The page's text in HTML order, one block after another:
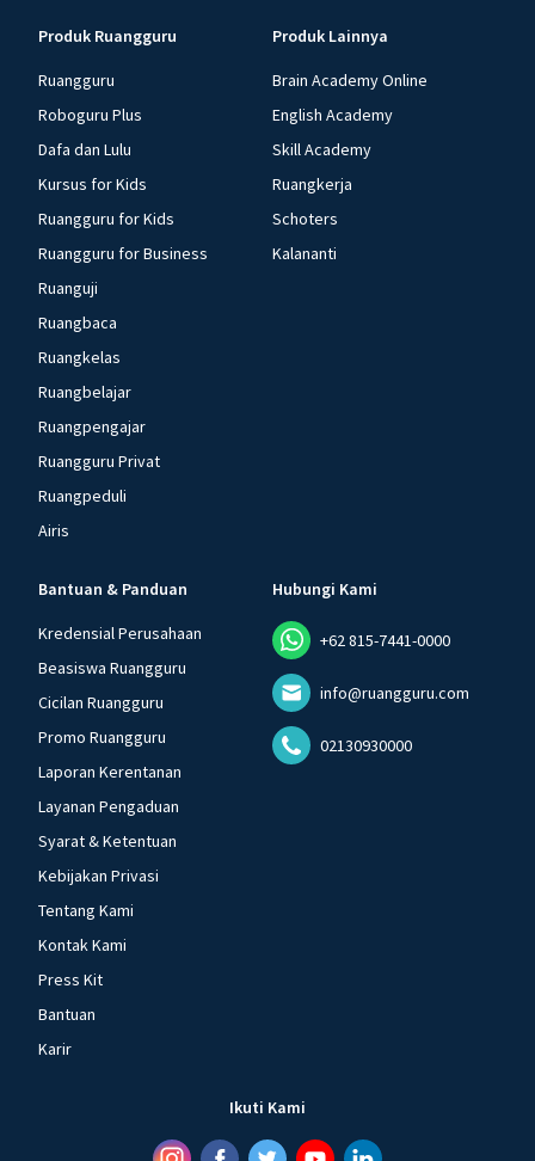
Produk Ruangguru
Ruangguru
Roboguru Plus
Dafa dan Lulu
Kursus for Kids
Ruangguru for Kids
Ruangguru for Business
Ruanguji
Ruangbaca
Ruangkelas
Ruangbelajar
Ruangpengajar
Ruangguru Privat
Ruangpeduli
Airis
Produk Lainnya
Brain Academy Online
English Academy
Skill Academy
Ruangkerja
Schoters
Kalananti
Bantuan & Panduan
Kredensial Perusahaan
Beasiswa Ruangguru
Cicilan Ruangguru
Promo Ruangguru
Laporan Kerentanan
Layanan Pengaduan
Syarat & Ketentuan
Kebijakan Privasi
Tentang Kami
Kontak Kami
Press Kit
Bantuan
Karir
Hubungi Kami
+62 815-7441-0000
info@ruangguru.com
02130930000
Ikuti Kami